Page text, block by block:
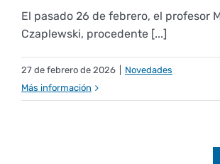
El pasado 26 de febrero, el profesor
Czaplewski, procedente [...]
27 de febrero de 2026
Novedades
Más información